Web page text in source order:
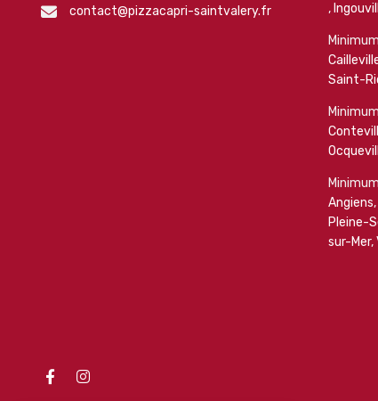
contact@pizzacapri-saintvalery.fr
,
Saint-
Angiens,
Pleine-
sur-Mer,